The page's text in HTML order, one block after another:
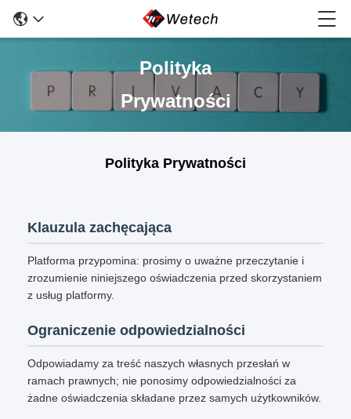
Polityka
Prywatności
Polityka Prywatności
Klauzula zachęcająca
Platforma przypomina: prosimy o uważne przeczytanie i
zrozumienie niniejszego oświadczenia przed skorzystaniem
z usług platformy.
Ograniczenie odpowiedzialności
Odpowiadamy za treść naszych własnych przesłań w
ramach prawnych; nie ponosimy odpowiedzialności za
żadne oświadczenia składane przez samych użytkowników.